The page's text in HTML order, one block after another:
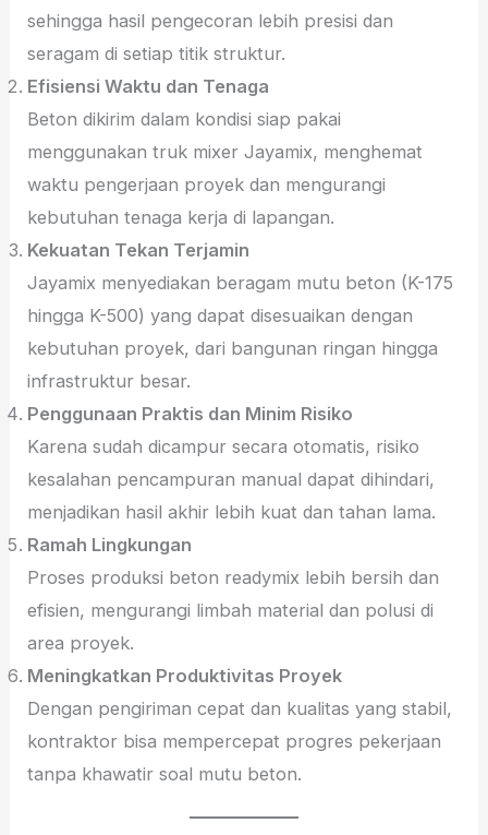
sehingga hasil pengecoran lebih presisi dan
seragam di setiap titik struktur.
Efisiensi Waktu dan Tenaga
Beton dikirim dalam kondisi siap pakai
menggunakan truk mixer Jayamix, menghemat
waktu pengerjaan proyek dan mengurangi
kebutuhan tenaga kerja di lapangan.
Kekuatan Tekan Terjamin
Jayamix menyediakan beragam mutu beton (K-175
hingga K-500) yang dapat disesuaikan dengan
kebutuhan proyek, dari bangunan ringan hingga
infrastruktur besar.
Penggunaan Praktis dan Minim Risiko
Karena sudah dicampur secara otomatis, risiko
kesalahan pencampuran manual dapat dihindari,
menjadikan hasil akhir lebih kuat dan tahan lama.
Ramah Lingkungan
Proses produksi beton readymix lebih bersih dan
efisien, mengurangi limbah material dan polusi di
area proyek.
Meningkatkan Produktivitas Proyek
Dengan pengiriman cepat dan kualitas yang stabil,
kontraktor bisa mempercepat progres pekerjaan
tanpa khawatir soal mutu beton.